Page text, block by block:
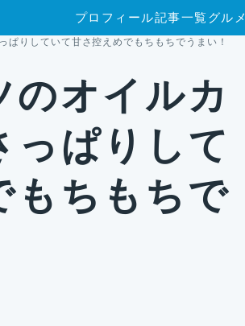
プロフィール記事一覧グルメ
ぱりしていて甘さ控えめでもちもちでうまい！
のオイルカ
っぱりして
もちもちで